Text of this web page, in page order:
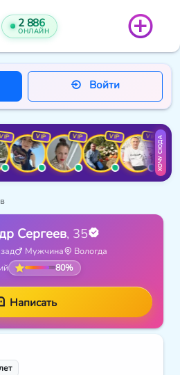
2 886
ОНЛАЙН
Войти
VIP VIP VIP VIPХОЧУ СЮДА
Сергеев, 35
Мужчина
Вологда
80%
Написать